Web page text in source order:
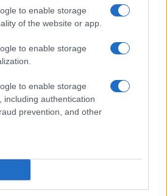
to enable storage
of the website or app.
to enable storage
to enable storage
including authentication
prevention, and other
nuovo ed
timido, ma vuole
come reagisce quando gli
di te.
di style24